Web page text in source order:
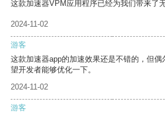
这款加速器VPM应用程序已经为我们带来了
2024-11-02
游客
这款加速器app的加速效果还是不错的，但
望开发者能够优化一下。
2024-11-02
游客